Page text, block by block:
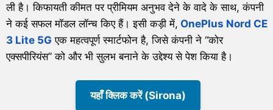
ली है। किफायती कीमत पर प्रीमियम अनुभव देने के वादे के साथ, कंपनी
ने कई सफल मॉडल लॉन्च किए हैं। इसी कड़ी में, OnePlus Nord CE
3 Lite 5G एक महत्वपूर्ण स्मार्टफोन है, जिसे कंपनी ने “कोर
एक्सपीरियंस” को और भी सुलभ बनाने के उद्देश्य से पेश किया है।
यहाँ क्लिक करें (Sirona)